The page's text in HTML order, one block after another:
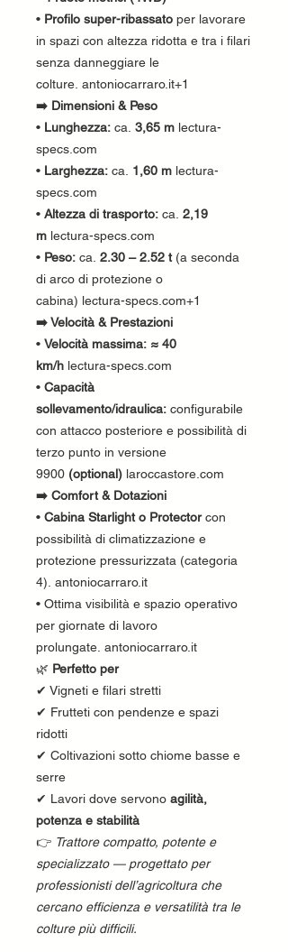
• Profilo super-ribassato per lavorare
in spazi con altezza ridotta e tra i filari
senza danneggiare le
colture. antoniocarraro.it+1
➡️ Dimensioni & Peso
• Lunghezza: ca. 3,65 m lectura-
specs.com
• Larghezza: ca. 1,60 m lectura-
specs.com
• Altezza di trasporto: ca. 2,19
m lectura-specs.com
• Peso: ca. 2.30 – 2.52 t(a seconda
di arco di protezione o
cabina) lectura-specs.com+1
➡️ Velocità & Prestazioni
• Velocità massima: ≈ 40
km/h lectura-specs.com
• Capacità
sollevamento/idraulica: configurabile
con attacco posteriore e possibilità di
terzo punto in versione
9900 (optional) laroccastore.com
➡️ Comfort & Dotazioni
• Cabina Starlight o Protectorcon
possibilità di climatizzazione e
protezione pressurizzata (categoria
4). antoniocarraro.it
• Ottima visibilità e spazio operativo
per giornate di lavoro
prolungate. antoniocarraro.it
🌿 Perfetto per
✔ Vigneti e filari stretti
✔ Frutteti con pendenze e spazi
ridotti
✔ Coltivazioni sotto chiome basse e
serre
✔ Lavori dove servono agilità,
potenza e stabilità
👉 Trattore compatto, potente e
specializzato — progettato per
professionisti dell’agricoltura che
cercano efficienza e versatilità tra le
colture più difficili.